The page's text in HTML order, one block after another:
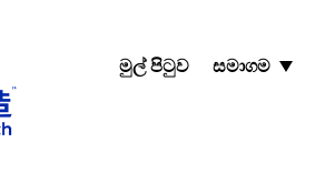
මුල් පිටුව සමාගම